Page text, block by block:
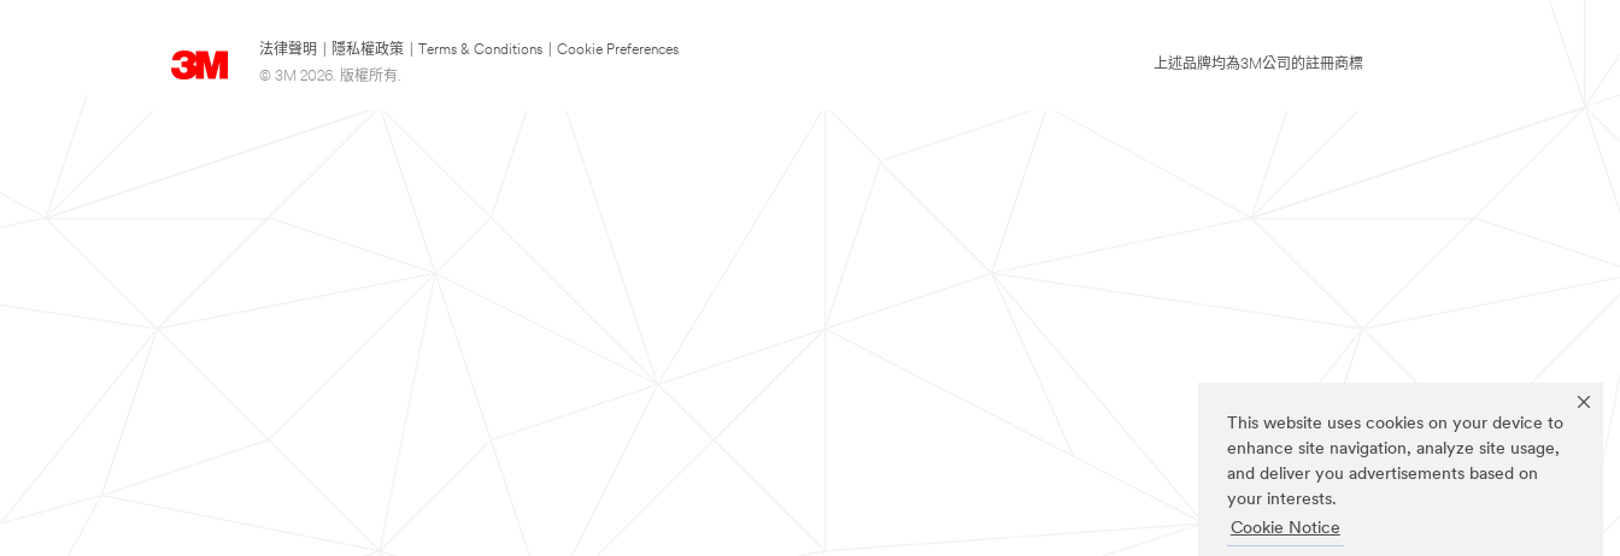
This website uses cookies on your device to
enhance site navigation, analyze site usage,
and deliver you advertisements based on
your interests.
Cookie Notice
法律聲明 隱私權政策 Terms & Conditions
Cookie Preferences
© 3M 2026. 版權所有.
上述品牌均為3M公司的註冊商標